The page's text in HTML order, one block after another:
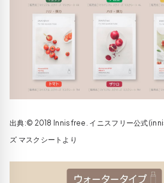
出典:© 2018 Innisfree. イニスフリー公式
ズ マスクシートより